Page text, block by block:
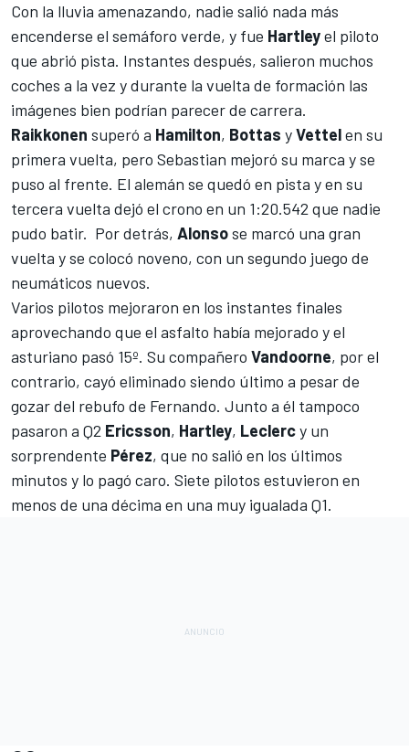
Con la lluvia amenazando, nadie salió nada más
encenderse el semáforo verde, y fue Hartleyel piloto
que abrió pista. Instantes después, salieron muchos
coches a la vez y durante la vuelta de formación las
imágenes bien podrían parecer de carrera.
Raikkonen superó a Hamilton, Bottas yVettelen su
primera vuelta, pero Sebastian mejoró su marca y se
puso al frente. El alemán se quedó en pista y en su
tercera vuelta dejó el crono en un 1:20.542 que nadie
pudo batir. Por detrás, Alonsose marcó una gran
vuelta y se colocó noveno, con un segundo juego de
neumáticos nuevos.
Varios pilotos mejoraron en los instantes finales
aprovechando que el asfalto había mejorado y el
asturiano pasó 15º. Su compañero Vandoorne, por el
contrario, cayó eliminado siendo último a pesar de
gozar del rebufo de Fernando. Junto a él tampoco
pasaron a Q2 Ericsson, Hartley, Leclercy un
sorprendente Pérez, que no salió en los últimos
minutos y lo pagó caro. Siete pilotos estuvieron en
menos de una décima en una muy igualada Q1.